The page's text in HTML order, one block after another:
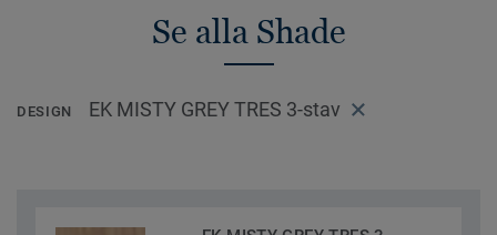
Se alla Shade
DESIGN EK MISTY GREY TRES 3-stav